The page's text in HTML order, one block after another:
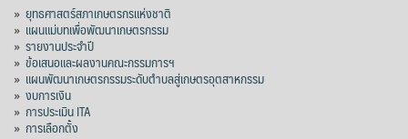
» ยุทธศาสตร์สภาเกษตรกรแห่งชาติ
» แผนแม่บทเพื่อพัฒนาเกษตรกรรม
» รายงานประจำปี
» ข้อเสนอและผลงานคณะกรรมการฯ
» แผนพัฒนาเกษตรกรรมระดับตำบลสู่เกษตรอุตสาหกรรม
» งบการเงิน
» การประเมิน ITA
» การเลือกตั้ง